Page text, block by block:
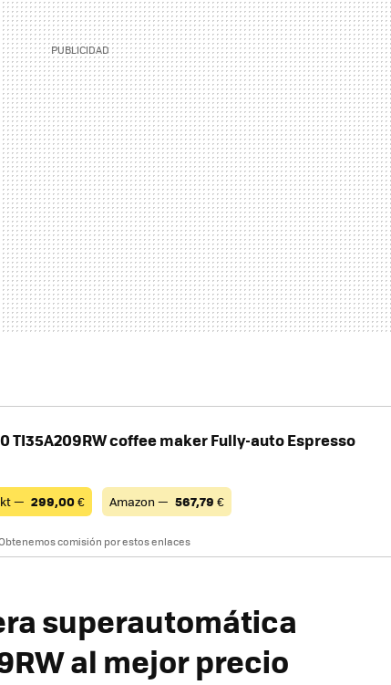
TI35A209RW coffee maker Fully-auto Espresso
— 299,00€ Amazon — 567,79 €
comisión por estos enlaces
superautomática
al mejor precio